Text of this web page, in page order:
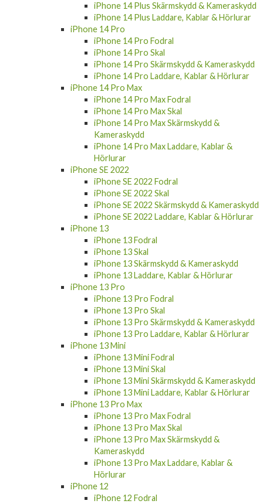
iPhone 14 Plus Skärmskydd & Kameraskydd
iPhone 14 Plus Laddare, Kablar & Hörlurar
iPhone 14 Pro
iPhone 14 Pro Fodral
iPhone 14 Pro Skal
iPhone 14 Pro Skärmskydd & Kameraskydd
iPhone 14 Pro Laddare, Kablar & Hörlurar
iPhone 14 Pro Max
iPhone 14 Pro Max Fodral
iPhone 14 Pro Max Skal
iPhone 14 Pro Max Skärmskydd &
Kameraskydd
iPhone 14 Pro Max Laddare, Kablar &
Hörlurar
iPhone SE 2022
iPhone SE 2022 Fodral
iPhone SE 2022 Skal
iPhone SE 2022 Skärmskydd & Kameraskydd
iPhone SE 2022 Laddare, Kablar & Hörlurar
iPhone 13
iPhone 13 Fodral
iPhone 13 Skal
iPhone 13 Skärmskydd & Kameraskydd
iPhone 13 Laddare, Kablar & Hörlurar
iPhone 13 Pro
iPhone 13 Pro Fodral
iPhone 13 Pro Skal
iPhone 13 Pro Skärmskydd & Kameraskydd
iPhone 13 Pro Laddare, Kablar & Hörlurar
iPhone 13 Mini
iPhone 13 Mini Fodral
iPhone 13 Mini Skal
iPhone 13 Mini Skärmskydd & Kameraskydd
iPhone 13 Mini Laddare, Kablar & Hörlurar
iPhone 13 Pro Max
iPhone 13 Pro Max Fodral
iPhone 13 Pro Max Skal
iPhone 13 Pro Max Skärmskydd &
Kameraskydd
iPhone 13 Pro Max Laddare, Kablar &
Hörlurar
iPhone 12
iPhone 12 Fodral